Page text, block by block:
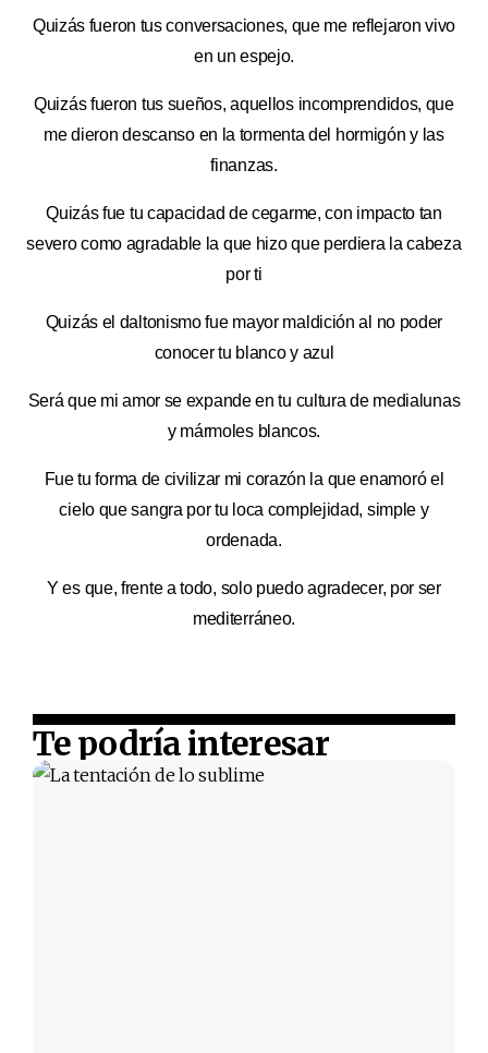
Quizás fueron tus conversaciones, que me reflejaron vivo
en un espejo.
Quizás fueron tus sueños, aquellos incomprendidos, que
me dieron descanso en la tormenta del hormigón y las
finanzas.
Quizás fue tu capacidad de cegarme, con impacto tan
severo como agradable la que hizo que perdiera la cabeza
por ti
Quizás el daltonismo fue mayor maldición al no poder
conocer tu blanco y azul
Será que mi amor se expande en tu cultura de medialunas
y mármoles blancos.
Fue tu forma de civilizar mi corazón la que enamoró el
cielo que sangra por tu loca complejidad, simple y
ordenada.
Y es que, frente a todo, solo puedo agradecer, por ser
mediterráneo.
Te podría interesar